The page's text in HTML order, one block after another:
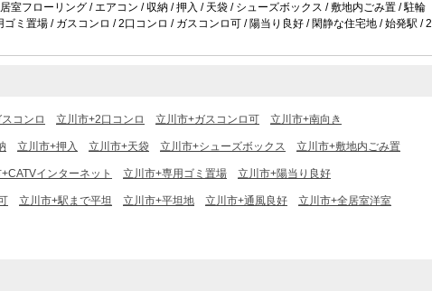
室フローリング / エアコン / 収納 / 押入 / 天袋 / シューズボックス / 敷地内ごみ置 / 駐輪
ミ置場 / ガスコンロ / 2口コンロ / ガスコンロ可 / 陽当り良好 / 閑静な住宅地 / 始発駅 / 2
コンロ 立川市+2口コンロ 立川市+ガスコンロ可 立川市+南向き
立川市+押入 立川市+天袋 立川市+シューズボックス 立川市+敷地内ごみ置
インターネット 立川市+専用ゴミ置場 立川市+陽当り良好
立川市+駅まで平坦 立川市+平坦地 立川市+通風良好 立川市+全居室洋室